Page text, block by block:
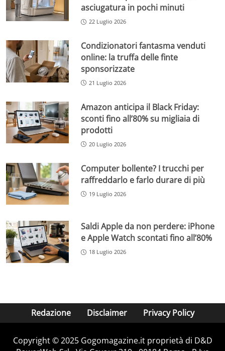
asciugatura in pochi minuti
22 Luglio 2026
Condizionatori fantasma venduti
online: la truffa delle finte
sponsorizzate
21 Luglio 2026
Amazon anticipa il Black Friday:
sconti fino all’80% su migliaia di
prodotti
20 Luglio 2026
Computer bollente? I trucchi per
raffreddarlo e farlo durare di più
19 Luglio 2026
Saldi Apple da non perdere: iPhone
e Apple Watch scontati fino all’80%
18 Luglio 2026
Redazione Disclaimer Privacy Policy
Copyright © 2025 Gogomagazine.it proprietà di D&D